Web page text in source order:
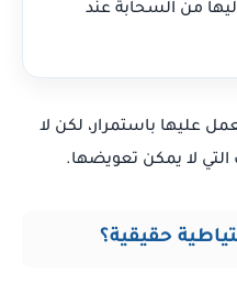
من السحابة عند
عليها باستمرار، لكن لا
التي لا يمكن تعويضها.
حقيقية؟